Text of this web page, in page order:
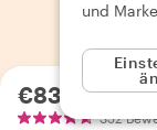
€83.09pro
352
und